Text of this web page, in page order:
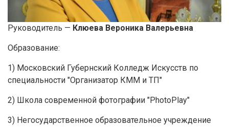
Руководитель — Клюева Вероника Валерьевна
Образование:
1) Московский Губернский Колледж Искусств по
специальности "Организатор КММ и ТП"
2) Школа современной фотографии "PhotoPlay"
3) Негосударственное образовательное учреждение